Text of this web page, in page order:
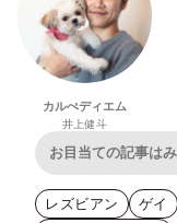
カルぺディエム
井上健斗
レズビアン ゲイ